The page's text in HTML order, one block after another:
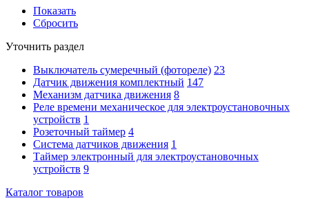
Показать
Сбросить
Уточнить раздел
Выключатель сумеречный (фотореле) 23
Датчик движения комплектный 147
Механизм датчика движения 8
Реле времени механическое для электроустановочных
устройств 1
Розеточный таймер 4
Система датчиков движения 1
Таймер электронный для электроустановочных
устройств 9
Каталог товаров